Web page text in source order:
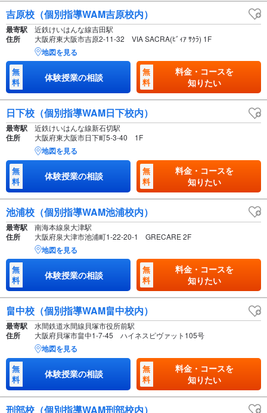
吉原校（個別指導WAM吉原校内）
最寄駅 近鉄けいはんな線吉田駅
住所 大阪府東大阪市吉原2-11-32 VIA SACRA(ﾋﾞｨｱ ｻｸﾗ) 1F
地図を見る
無
料
体験授業の相談
無
料
料金・コースを
知りたい
日下校（個別指導WAM日下校内）
最寄駅 近鉄けいはんな線新石切駅
住所 大阪府東大阪市日下町5-3-40 1F
地図を見る
無
料
体験授業の相談
無
料
料金・コースを
知りたい
池浦校（個別指導WAM池浦校内）
最寄駅 南海本線泉大津駅
住所 大阪府泉大津市池浦町1-22-20-1 GRECARE 2F
地図を見る
無
料
体験授業の相談
無
料
料金・コースを
知りたい
畠中校（個別指導WAM畠中校内）
最寄駅 水間鉄道水間線貝塚市役所前駅
住所 大阪府貝塚市畠中1-7-45 ハイネスピヴァット105号
地図を見る
無
料
体験授業の相談
無
料
料金・コースを
知りたい
刑部校（個別指導WAM刑部校内）